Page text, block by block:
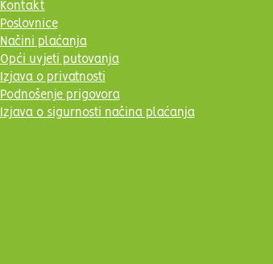
Kontakt
Poslovnice
Načini plaćanja
Opći uvjeti putovanja
Izjava o privatnosti
Podnošenje prigovora
Izjava o sigurnosti načina plaćanja